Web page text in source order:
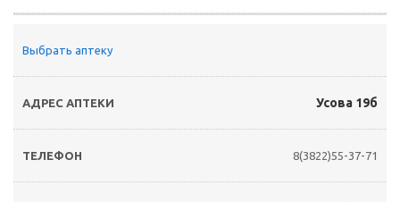
Выбрать аптеку
Усова 19б
8(3822)55-37-71